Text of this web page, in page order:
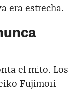
era estrecha.
el mito. Los
Fujimori